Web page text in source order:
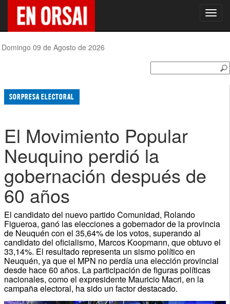
Domingo 09 de Agosto de 2026
SORPRESA ELECTORAL
El Movimiento Popular
Neuquino perdió la
gobernación después de
60 años
El candidato del nuevo partido Comunidad, Rolando
Figueroa, ganó las elecciones a gobernador de la provincia
de Neuquén con el 35,64% de los votos, superando al
candidato del oficialismo, Marcos Koopmann, que obtuvo el
33,14%. El resultado representa un sismo político en
Neuquén, ya que el MPN no perdía una elección provincial
desde hace 60 años. La participación de figuras políticas
nacionales, como el expresidente Mauricio Macri, en la
campaña electoral, ha sido un factor destacado.